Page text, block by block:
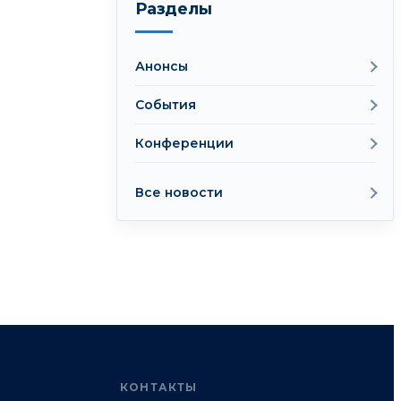
Разделы
Анонсы
События
Конференции
Все новости
КОНТАКТЫ